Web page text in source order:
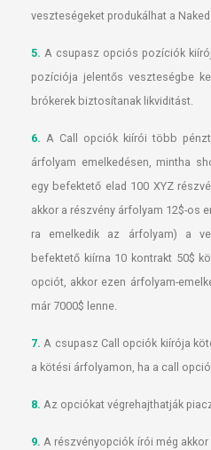
veszteségeket produkálhat a
5. A csupasz opciós pozíciók
pozíciója jelentős veszteségbe
brókerek biztosítanak likviditást.
6. A Call opciók kiírói több
árfolyam emelkedésen, mintha
egy befektető elad 100 XYZ
akkor a részvény árfolyam 12$-os
ra emelkedik az árfolyam) a
befektető kiírna 10 kontrakt 50$
opciót, akkor ezen árfolyam-
már 7000$ lenne.
7. A csupasz Call opciók kiírója
a kötési árfolyamon, ha a call
8. Az opciókat végrehajthatják
9. A részvényopciók írói még